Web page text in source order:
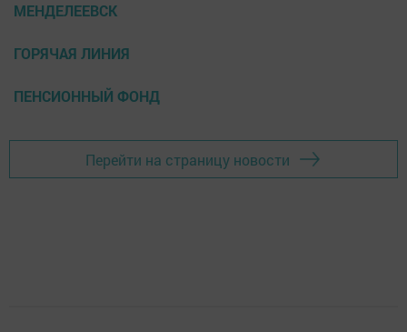
МЕНДЕЛЕЕВСК
ГОРЯЧАЯ ЛИНИЯ
ПЕНСИОННЫЙ ФОНД
Перейти на страницу новости